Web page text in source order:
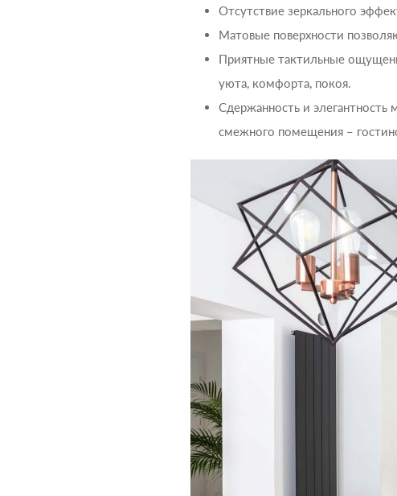
Отсутствие зеркального
Матовые поверхности
Приятные тактильные
уюта, комфорта, покоя.
Сдержанность и элегантность
смежного помещения –